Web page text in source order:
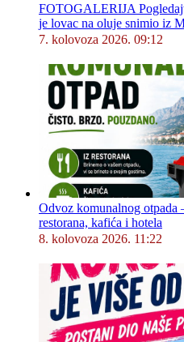
FOTOGALERIJA
je lovac na oluje snimio iz
7. kolovoza 2026. 09:12
Odvoz komunalnog otpada
restorana, kafića i hotela
8. kolovoza 2026. 11:22